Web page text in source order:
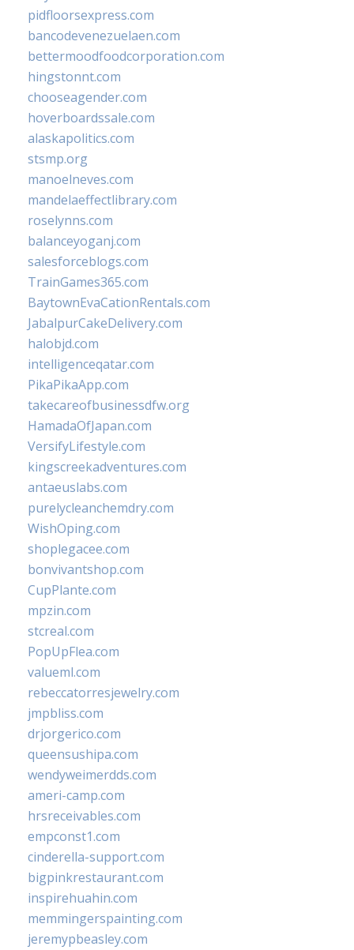
pidfloorsexpress.com
bancodevenezuelaen.com
bettermoodfoodcorporation.com
hingstonnt.com
chooseagender.com
hoverboardssale.com
alaskapolitics.com
stsmp.org
manoelneves.com
mandelaeffectlibrary.com
roselynns.com
balanceyoganj.com
salesforceblogs.com
TrainGames365.com
BaytownEvaCationRentals.com
JabalpurCakeDelivery.com
halobjd.com
intelligenceqatar.com
PikaPikaApp.com
takecareofbusinessdfw.org
HamadaOfJapan.com
VersifyLifestyle.com
kingscreekadventures.com
antaeuslabs.com
purelycleanchemdry.com
WishOping.com
shoplegacee.com
bonvivantshop.com
CupPlante.com
mpzin.com
stcreal.com
PopUpFlea.com
valueml.com
rebeccatorresjewelry.com
jmpbliss.com
drjorgerico.com
queensushipa.com
wendyweimerdds.com
ameri-camp.com
hrsreceivables.com
empconst1.com
cinderella-support.com
bigpinkrestaurant.com
inspirehuahin.com
memmingerspainting.com
jeremypbeasley.com